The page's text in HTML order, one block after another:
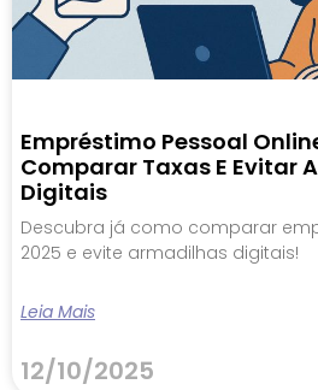
Empréstimo Pessoal
Comparar Taxas E Evitar
Digitais
Descubra já como comparar
2025 e evite armadilhas digitais!
Leia Mais
12/10/2025